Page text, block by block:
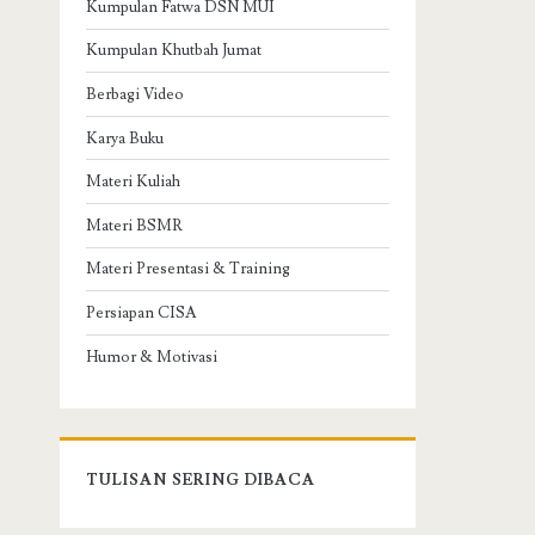
Kumpulan Fatwa DSN MUI
Kumpulan Khutbah Jumat
Berbagi Video
Karya Buku
Materi Kuliah
Materi BSMR
Materi Presentasi & Training
Persiapan CISA
Humor & Motivasi
TULISAN SERING DIBACA